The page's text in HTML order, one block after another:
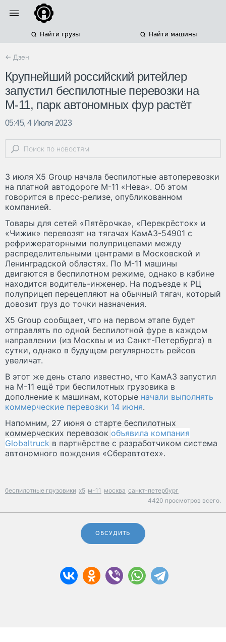
Найти грузы Найти машины
← Дзен
Крупнейший российский ритейлер
запустил беспилотные перевозки на
М-11, парк автономных фур растёт
05:45, 4 Июля 2023
3 июля X5 Group начала беспилотные автоперевозки
на платной автодороге М-11 «Нева». Об этом
говорится в пресс-релизе, опубликованном
компанией.
Товары для сетей «Пятёрочка», «Перекрёсток» и
«Чижик» перевозят на тягачах КамАЗ-54901 с
рефрижераторными полуприцепами между
распределительными центрами в Московской и
Ленинградской областях. По М-11 машины
двигаются в беспилотном режиме, однако в кабине
находится водитель-инженер. На подъезде к РЦ
полуприцеп перецепляют на обычный тягач, который
довозит груз до точки назначения.
X5 Group сообщает, что на первом этапе будет
отправлять по одной беспилотной фуре в каждом
направлении (из Москвы и из Санкт-Петербурга) в
сутки, однако в будущем регулярность рейсов
увеличат.
В этот же день стало известно, что КамАЗ запустил
на М-11 ещё три беспилотных грузовика в
дополнение к машинам, которые начали выполнять
коммерческие перевозки 14 июня.
Напомним, 27 июня о старте беспилотных
коммерческих перевозок объявила компания
Globaltruck в партнёрстве с разработчиком система
автономного вождения «Сберавтотех».
беспилотные грузовики x5 м-11 москва санкт-петербург
4420 просмотров всего.
ОБСУДИТЬ